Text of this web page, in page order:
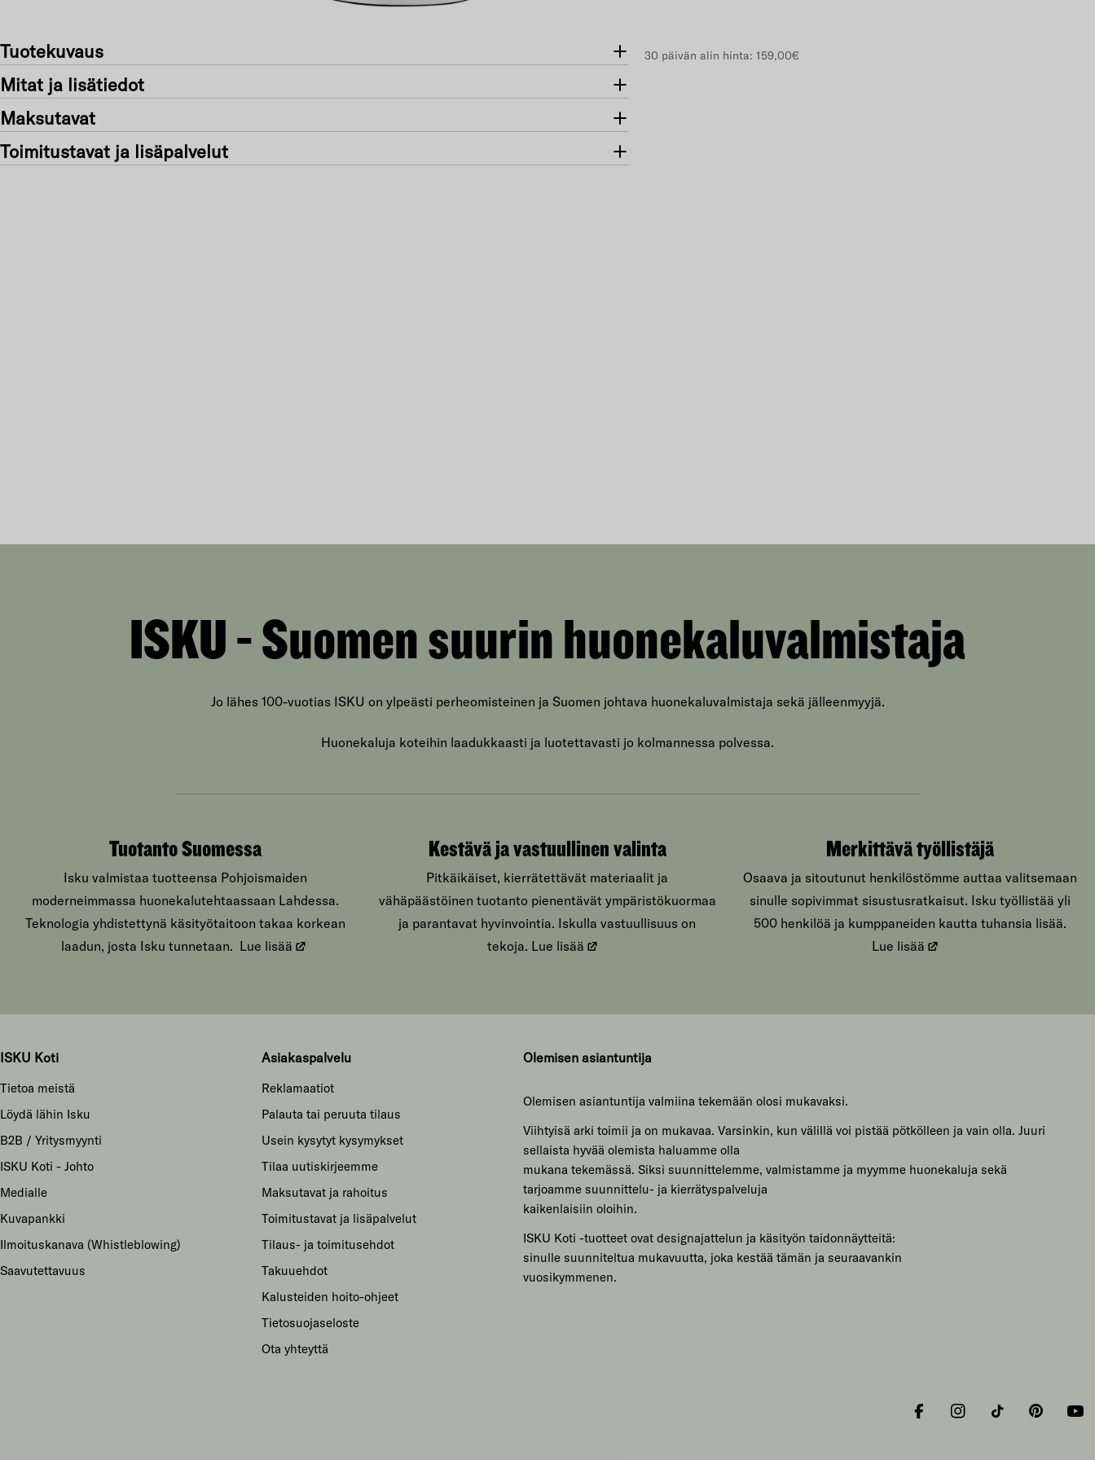
Tuotekuvaus
Mitat ja lisätiedot
Maksutavat
Toimitustavat ja lisäpalvelut
30 päivän alin hinta: 159,00€
ISKU - Suomen suurin huonekaluvalmistaja
Jo lähes 100-vuotias ISKU on ylpeästi perheomisteinen ja Suomen johtava huonekaluvalmistaja sekä jälleenmyyjä.
Huonekaluja koteihin laadukkaasti ja luotettavasti jo kolmannessa polvessa.
Tuotanto Suomessa
Isku valmistaa tuotteensa Pohjoismaiden
moderneimmassa huonekalutehtaassaan Lahdessa.
Teknologia yhdistettynä käsityötaitoon takaa korkean
laadun, josta Isku tunnetaan. Lue lisää
Kestävä ja vastuullinen valinta
Pitkäikäiset, kierrätettävät materiaalit ja
vähäpäästöinen tuotanto pienentävät ympäristökuormaa
ja parantavat hyvinvointia. Iskulla vastuullisuus on
tekoja. Lue lisää
Merkittävä työllistäjä
Osaava ja sitoutunut henkilöstömme auttaa valitsemaan
sinulle sopivimmat sisustusratkaisut. Isku työllistää yli
500 henkilöä ja kumppaneiden kautta tuhansia lisää.
Lue lisää
ISKU Koti
Tietoa meistä
Löydä lähin Isku
B2B / Yritysmyynti
ISKU Koti - Johto
Medialle
Kuvapankki
Ilmoituskanava (Whistleblowing)
Saavutettavuus
Asiakaspalvelu
Reklamaatiot
Palauta tai peruuta tilaus
Usein kysytyt kysymykset
Tilaa uutiskirjeemme
Maksutavat ja rahoitus
Toimitustavat ja lisäpalvelut
Tilaus- ja toimitusehdot
Takuuehdot
Kalusteiden hoito-ohjeet
Tietosuojaseloste
Ota yhteyttä
Olemisen asiantuntija
Olemisen asiantuntija valmiina tekemään olosi mukavaksi.
Viihtyisä arki toimii ja on mukavaa. Varsinkin, kun välillä voi pistää pötkölleen ja vain olla. Juuri
sellaista hyvää olemista haluamme olla
mukana tekemässä. Siksi suunnittelemme, valmistamme ja myymme huonekaluja sekä
tarjoamme suunnittelu- ja kierrätyspalveluja
kaikenlaisiin oloihin.
ISKU Koti -tuotteet ovat designajattelun ja käsityön taidonnäytteitä:
sinulle suunniteltua mukavuutta, joka kestää tämän ja seuraavankin
vuosikymmenen.
FacebookInstagramTiktok Pinterest